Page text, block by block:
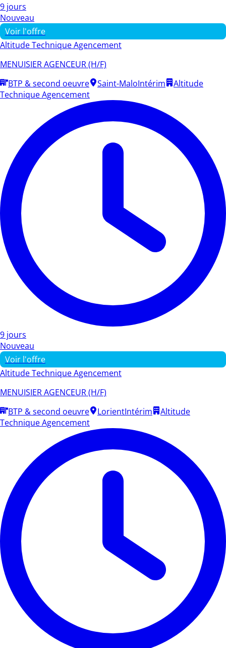
9 jours
Nouveau
Voir l'offre
Altitude Technique Agencement
MENUISIER AGENCEUR (H/F)
BTP & second oeuvre
Saint-MaloIntérim
Altitude
Technique Agencement
9 jours
Nouveau
Voir l'offre
Altitude Technique Agencement
MENUISIER AGENCEUR (H/F)
BTP & second oeuvre
LorientIntérim
Altitude
Technique Agencement